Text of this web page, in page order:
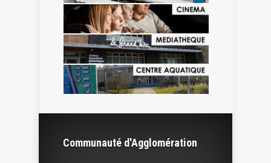
Communauté d'Agglomération